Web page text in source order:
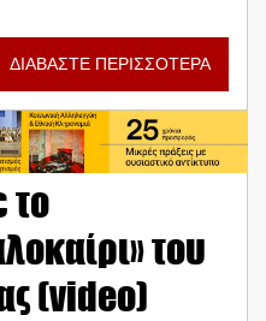
ΔΙΑΒΑΣΤΕ ΠΕΡΙΣΣΟΤΕΡΑ
το
του
(video)